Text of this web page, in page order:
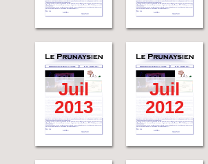
Juil
2013
Juil
2012